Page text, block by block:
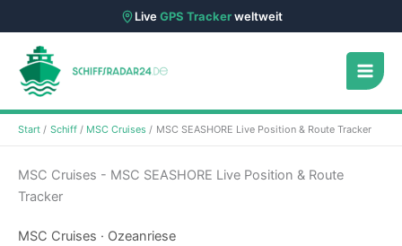
LiveGPS Trackerweltweit
Inhalt
springen
Start Schiff MSC Cruises MSC SEASHORE Live Position & Route Tracker
MSC Cruises - MSC SEASHORE Live Position & Route
Tracker
MSC Cruises · Ozeanriese